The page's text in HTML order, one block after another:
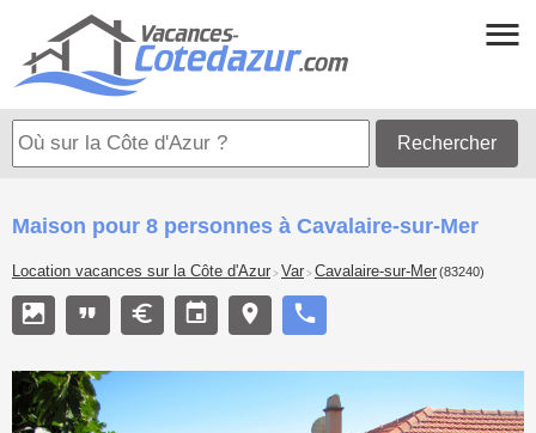
Rechercher
Maison pour 8 personnes à Cavalaire-sur-Mer
Location vacances sur la Côte d'Azur > Var > Cavalaire-sur-Mer(83240)